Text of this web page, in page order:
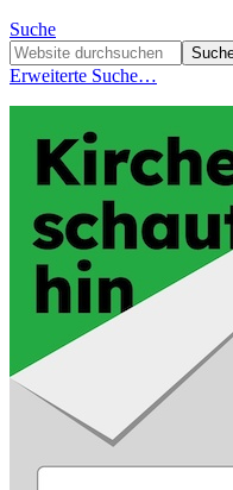
Suche
Erweiterte Suche…